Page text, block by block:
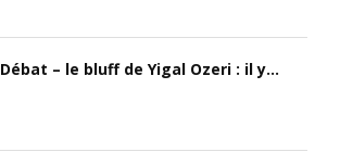
Débat – le bluff de Yigal Ozeri : il y...